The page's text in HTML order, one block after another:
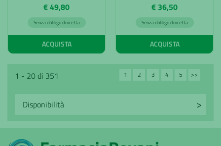
€ 49,80
Senza obbligo di ricetta
ACQUISTA
€ 36,50
Senza obbligo di ricetta
ACQUISTA
1 - 20 di 351 1 2 3 4 5 >>Avanti